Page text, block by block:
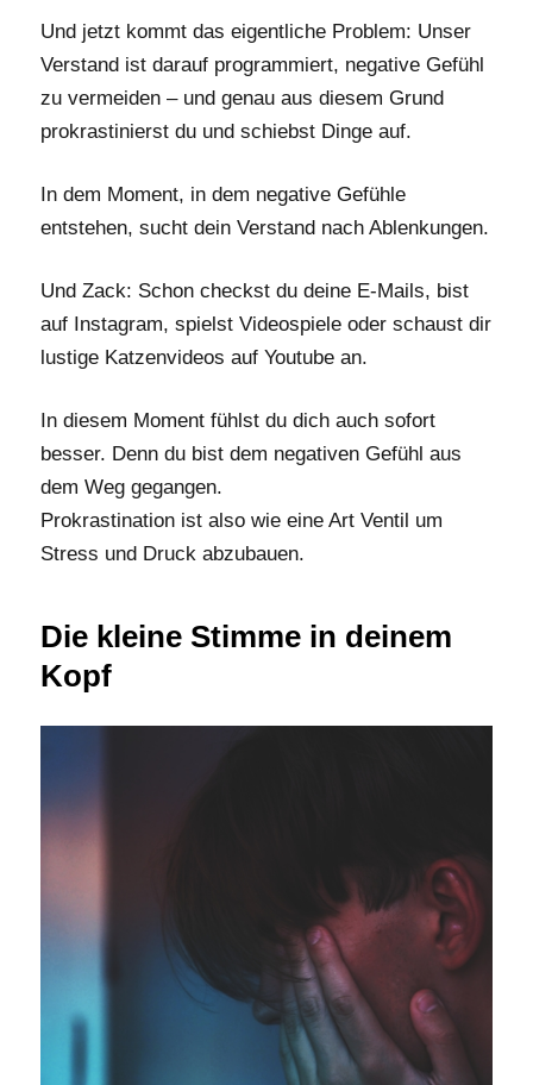
Und jetzt kommt das eigentliche Problem: Unser
Verstand ist darauf programmiert, negative Gefühl
zu vermeiden – und genau aus diesem Grund
prokrastinierst du und schiebst Dinge auf.
In dem Moment, in dem negative Gefühle
entstehen, sucht dein Verstand nach Ablenkungen.
Und Zack: Schon checkst du deine E-Mails, bist
auf Instagram, spielst Videospiele oder schaust dir
lustige Katzenvideos auf Youtube an.
In diesem Moment fühlst du dich auch sofort
besser. Denn du bist dem negativen Gefühl aus
dem Weg gegangen.
Prokrastination ist also wie eine Art Ventil um
Stress und Druck abzubauen.
Die kleine Stimme in deinem
Kopf